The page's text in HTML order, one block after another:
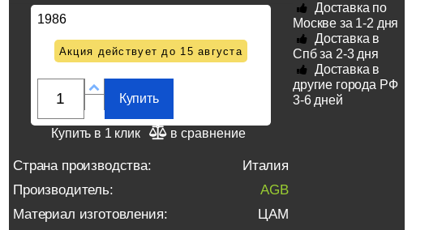
1986
Акция действует до 15 августа
Купить
Купить в 1 клик в сравнение
Страна производства:
Италия
Производитель:
AGB
Материал изготовления:
ЦАМ
Доставка по
Москве за 1-2 дня
Доставка в
Спб за 2-3 дня
Доставка в
другие города РФ
3-6 дней